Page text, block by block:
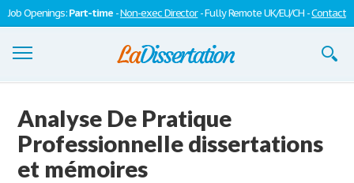
Job Openings:Part-time -Non-exec Director- Fully Remote UK/EU/CH -Contact
S'inscrire
Se connecter
Analyse De Pratique
Professionnelle dissertations
et mémoires